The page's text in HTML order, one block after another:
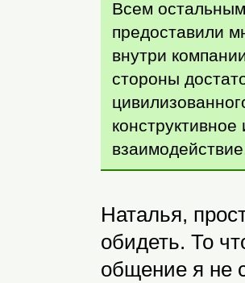
Всем
предоставили
внутри
стороны
Наталья,
обидеть. То
общение я не